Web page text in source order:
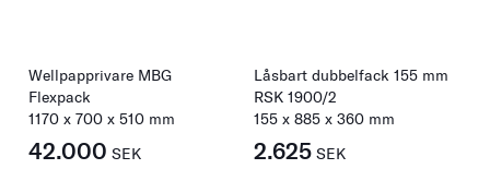
Wellpapprivare MBG
Flexpack
1170 x 700 x 510 mm
42.000 SEK
Låsbart dubbelfack 155 mm
RSK 1900/2
155 x 885 x 360 mm
2.625 SEK